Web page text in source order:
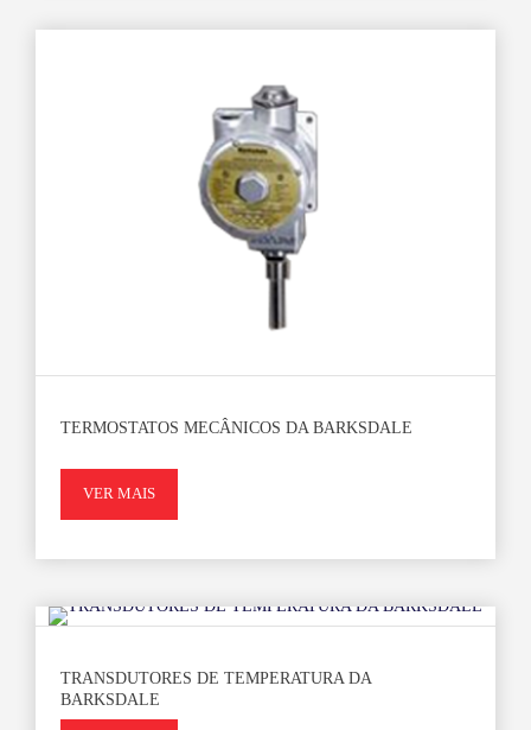
TERMOSTATOS MECÂNICOS DA BARKSDALE
VER MAIS
TRANSDUTORES DE TEMPERATURA DA
BARKSDALE